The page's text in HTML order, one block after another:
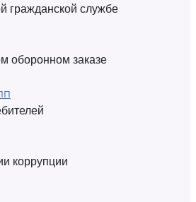
гражданской службе
оборонном заказе
коррупции